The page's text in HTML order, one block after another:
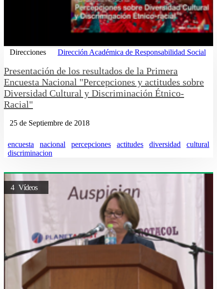
Direcciones Dirección Académica de Responsabilidad Social
Presentación de los resultados de la Primera
Encuesta Nacional "Percepciones y actitudes sobre
Diversidad Cultural y Discriminación Étnico-
Racial"
25 de Septiembre de 2018
encuesta nacional percepciones actitudes diversidad
cultural
discriminacion
4 Vídeos